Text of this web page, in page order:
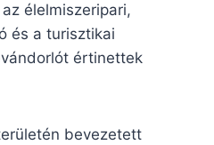
élelmiszeripari,
és a turisztikai
értinettek
bevezetett